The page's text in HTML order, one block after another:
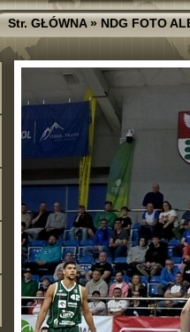
Str. GŁÓWNA»NDG FOTO